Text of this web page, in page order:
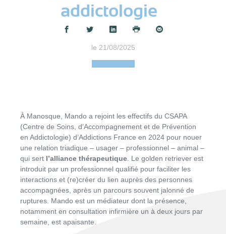
addictologie
Partager :
le 21/08/2025
À Manosque, Mando a rejoint les effectifs du CSAPA
(Centre de Soins, d’Accompagnement et de Prévention
en Addictologie) d’Addictions France en 2024 pour nouer
une relation triadique – usager – professionnel – animal –
qui sert l’alliance thérapeutique . Le golden retriever est
introduit par un professionnel qualifié pour faciliter les
interactions et (re)créer du lien auprès des personnes
accompagnées, après un parcours souvent jalonné de
ruptures. Mando est un médiateur dont la présence,
notamment en consultation infirmière un à deux jours par
semaine, est apaisante.